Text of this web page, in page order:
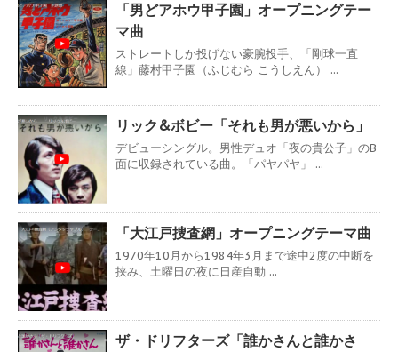
「男どアホウ甲子園」オープニングテー
マ曲
ストレートしか投げない豪腕投手、「剛球一直
線」藤村甲子園（ふじむら こうしえん） ...
リック&ボビー「それも男が悪いから」
デビューシングル。男性デュオ「夜の貴公子」のB
面に収録されている曲。「パヤパヤ」 ...
「大江戸捜査網」オープニングテーマ曲
1970年10月から1984年3月まで途中2度の中断を
挟み、土曜日の夜に日産自動 ...
ザ・ドリフターズ「誰かさんと誰かさ